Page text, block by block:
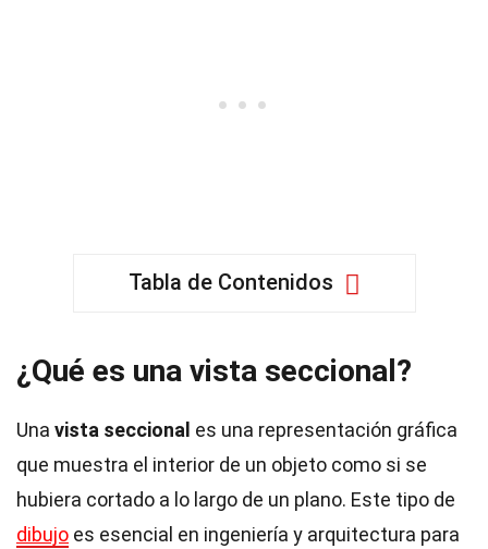
Tabla de Contenidos
¿Qué es una vista seccional?
Una vista seccional es una representación gráfica
que muestra el interior de un objeto como si se
hubiera cortado a lo largo de un plano. Este tipo de
dibujo es esencial en ingeniería y arquitectura para